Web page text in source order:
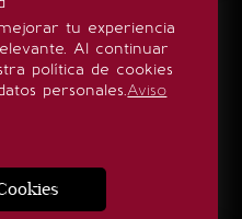
tu experiencia
Al continuar
política de cookies
personales.Aviso
SÍGUENOS
somos